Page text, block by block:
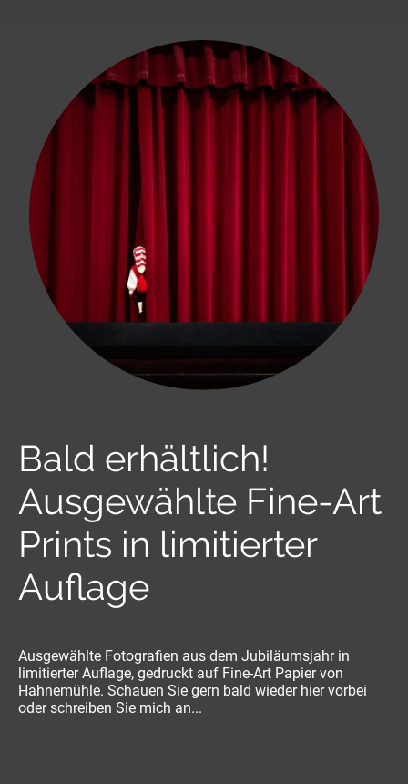
Bald erhältlich!
Ausgewählte Fine-Art
Prints in limitierter
Auflage
Ausgewählte Fotografien aus dem Jubiläumsjahr in
limitierter Auflage, gedruckt auf Fine-Art Papier von
Hahnemühle. Schauen Sie gern bald wieder hier vorbei
oder schreiben Sie mich an...